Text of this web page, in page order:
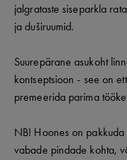
jalgrataste siseparkla
ja duširuumid.
Suurepärane asukoht
kontseptsioon - see on
premeerida parima
NB! Hoones on pakkuda
vabade pindade kohta,